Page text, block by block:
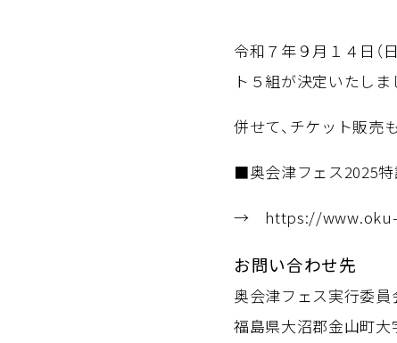
令和７年９月１４日（
ト５組が決定いたしま
併せて、チケット販売
■奥会津フェス2025特
→ https://
お問い合わせ先
奥会津フェス実行委
福島県大沼郡金山町